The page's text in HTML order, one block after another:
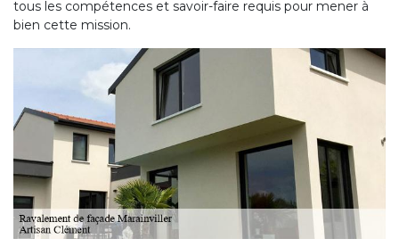
tous les compétences et savoir-faire requis pour mener à
bien cette mission.